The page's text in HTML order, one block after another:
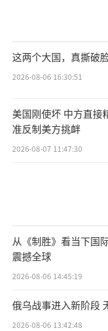
这两个大国，真撕破
2026-08-06 16:30:51
美国刚使坏 中方直接
准反制美方挑衅
2026-08-07 11:47:30
从《制胜》看当下国
震撼全球
2026-08-06 14:45:19
俄乌战事进入新阶段
2026-08-06 13:42:48